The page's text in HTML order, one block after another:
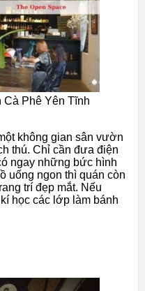
Cà Phê Yên Tĩnh
không gian sân vườn
thú. Chỉ cần đưa điện
ngay những bức hình
uống ngon thì quán còn
trí đẹp mắt. Nếu
học các lớp làm bánh